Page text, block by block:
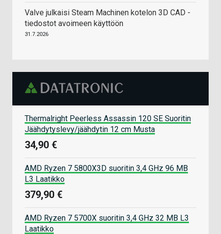
Valve julkaisi Steam Machinen kotelon 3D CAD -
tiedostot avoimeen käyttöön
31.7.2026
Thermalright Peerless Assassin 120 SE Suoritin
Jäähdytyslevy/jäähdytin 12 cm Musta
34,90 €
AMD Ryzen 7 5800X3D suoritin 3,4 GHz 96 MB
L3 Laatikko
379,90 €
AMD Ryzen 7 5700X suoritin 3,4 GHz 32 MB L3
Laatikko